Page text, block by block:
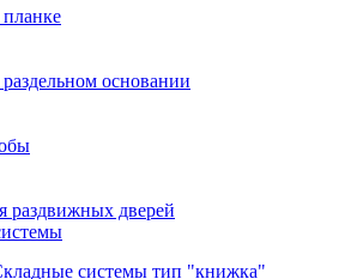
основании
раздвижных дверей
системы тип "книжка"